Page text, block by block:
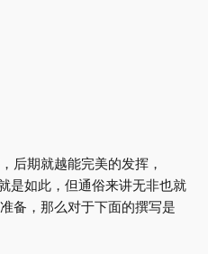
后期就越能完美的发挥，
是如此，但通俗来讲无非也就
备，那么对于下面的撰写是